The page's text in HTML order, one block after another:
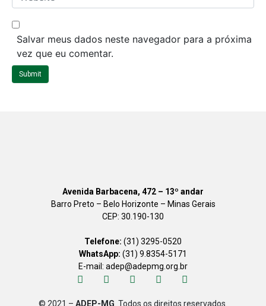
*
e
b
t
Salvar meus dados neste navegador para a próxima
vez que eu comentar.
Submit
© 2021 – ADEP-MG . Todos os direitos reservados.
Avenida Barbacena, 472 – 13º andar
Barro Preto – Belo Horizonte – Minas Gerais
CEP: 30.190-130
Telefone: (31) 3295-0520
WhatsApp: (31) 9.8354-5171
E-mail: adep@adepmg.org.br